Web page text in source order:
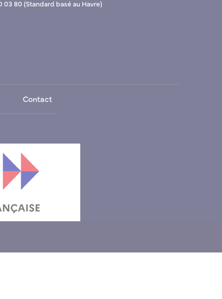
03 80 (Standard basé au Havre)
Contact